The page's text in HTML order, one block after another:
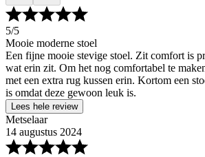
5/5
Mooie moderne stoel
Een fijne mooie stevige stoel. Zit comfort is
wat erin zit. Om het nog comfortabel te
met een extra rug kussen erin. Kortom een
is omdat deze gewoon leuk is.
Lees hele review
Metselaar
14 augustus 2024